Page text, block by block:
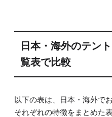
日本・海外のテン
覧表で比較
以下の表は、日本・海外で
それぞれの特徴をまとめた表